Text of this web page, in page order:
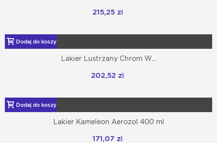
215,25 zł
Dodaj do koszyka
Lakier Lustrzany Chrom W...
202,52 zł
Dodaj do koszyka
Lakier Kameleon Aerozol 400 ml
171,07 zł